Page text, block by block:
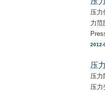
压力
力范
2012-
压
压力
压力